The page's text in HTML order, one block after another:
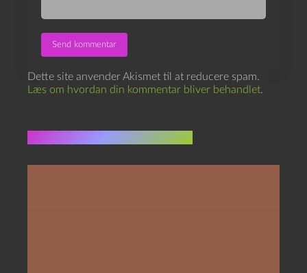
Dette site anvender Akismet til at reducere spam.
Læs om hvordan din kommentar bliver behandlet.